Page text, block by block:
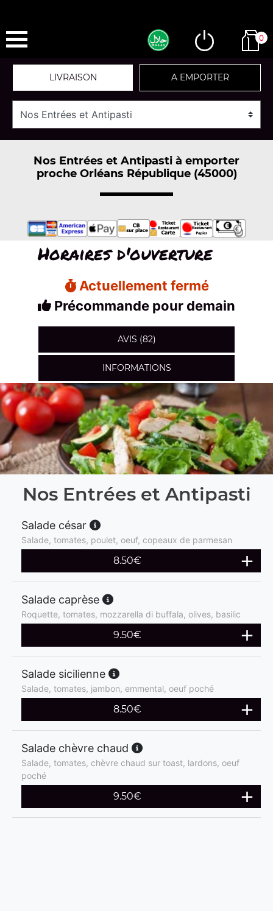
0
LIVRAISON A EMPORTER
Nos Entrées et Antipasti à emporter
proche Orléans République (45000)
Horaires d'ouverture
Actuellement fermé
Précommande pour demain
AVIS (82)
INFORMATIONS
Nos Entrées et Antipasti
Salade césar
Salade, tomates, poulet, oeuf, copeaux de parmesan
8.50€
Salade caprèse
Roquette, tomates, mozzarella di buffala, olives, basilic
9.50€
Salade sicilienne
Salade, tomates, jambon, emmental, oeuf poché
8.50€
Salade chèvre chaud
Salade, tomates, chèvre chaud sur toast, lardons, oeuf
poché
9.50€